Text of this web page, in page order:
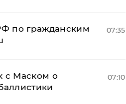
по гражданским
07:35
с Маском о
07:10